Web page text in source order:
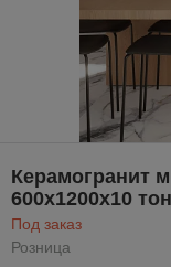
Керамогранит
600x1200x10
Под заказ
Розница